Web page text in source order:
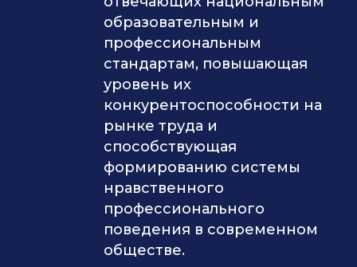
образовательным и
профессиональным
стандартам, повышающая
уровень их
конкурентоспособности на
рынке труда и
способствующая
формированию системы
нравственного
профессионального
поведения в современном
обществе.